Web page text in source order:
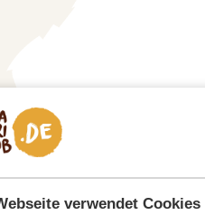
verwendet Cookies